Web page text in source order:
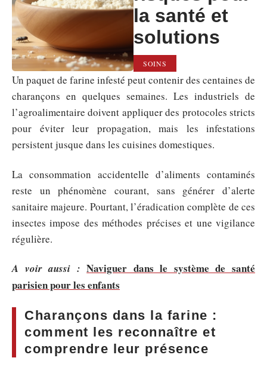
la santé et
solutions
SOINS
Un paquet de farine infesté peut contenir des centaines de
charançons en quelques semaines. Les industriels de
l’agroalimentaire doivent appliquer des protocoles stricts
pour éviter leur propagation, mais les infestations
persistent jusque dans les cuisines domestiques.
La consommation accidentelle d’aliments contaminés
reste un phénomène courant, sans générer d’alerte
sanitaire majeure. Pourtant, l’éradication complète de ces
insectes impose des méthodes précises et une vigilance
régulière.
A voir aussi : Naviguer dans le système de santé
parisien pour les enfants
Charançons dans la farine :
comment les reconnaître et
comprendre leur présence